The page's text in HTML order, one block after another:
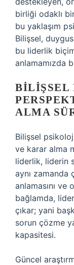
birliği odaklı
bu yaklaşım
Bilişsel,
bu liderlik
anlamamızda
BILIŞSEL
ALMA
Bilişsel
ve karar alma
liderlik, liderin
aynı zamanda
anlamasını
bağlamda,
çıkar; yani
sorun çözme
kapasitesi.
Güncel